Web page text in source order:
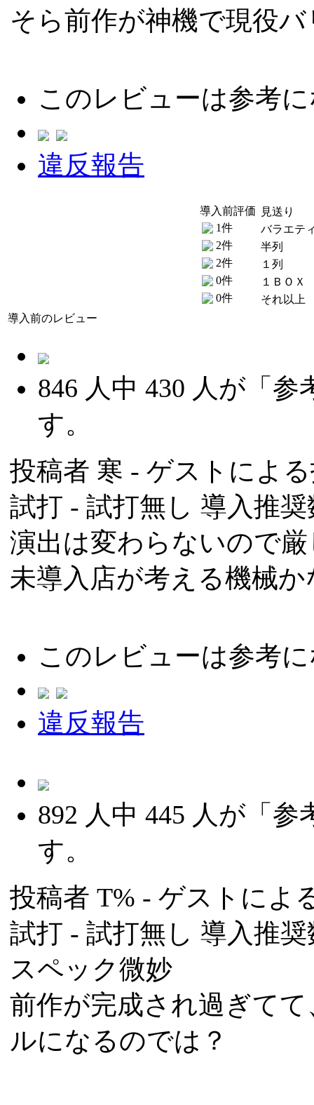
そら前作が神機で現役
このレビューは参考
違反報告
導入前評価
1件
2件
2件
0件
0件
見送り
バラエテ
半列
１列
１ＢＯＸ
それ以上
導入前のレビュー
846 人中 430 人が「参
す。
投稿者 寒 - ゲストによ
試打 - 試打無し 導入推
演出は変わらないので
未導入店が考える機械か
このレビューは参考
違反報告
892 人中 445 人が「参
す。
投稿者 T% - ゲストによ
試打 - 試打無し 導入推
スペック微妙
前作が完成され過ぎて
ルになるのでは？